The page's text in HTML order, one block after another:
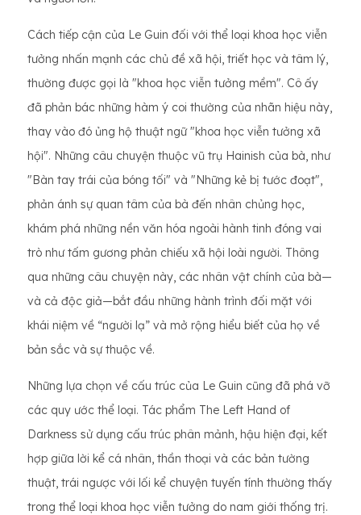
Cách tiếp cận của Le Guin đối với thể loại khoa học viễn
tưởng nhấn mạnh các chủ đề xã hội, triết học và tâm lý,
thường được gọi là "khoa học viễn tưởng mềm". Cô ấy
đã phản bác những hàm ý coi thường của nhãn hiệu này,
thay vào đó ủng hộ thuật ngữ "khoa học viễn tưởng xã
hội". Những câu chuyện thuộc vũ trụ Hainish của bà, như
"Bàn tay trái của bóng tối" và "Những kẻ bị tước đoạt",
phản ánh sự quan tâm của bà đến nhân chủng học,
khám phá những nền văn hóa ngoài hành tinh đóng vai
trò như tấm gương phản chiếu xã hội loài người. Thông
qua những câu chuyện này, các nhân vật chính của bà—
và cả độc giả—bắt đầu những hành trình đối mặt với
khái niệm về “người lạ” và mở rộng hiểu biết của họ về
bản sắc và sự thuộc về.
Những lựa chọn về cấu trúc của Le Guin cũng đã phá vỡ
các quy ước thể loại. Tác phẩm The Left Hand of
Darkness sử dụng cấu trúc phân mảnh, hậu hiện đại, kết
hợp giữa lời kể cá nhân, thần thoại và các bản tường
thuật, trái ngược với lối kể chuyện tuyến tính thường thấy
trong thể loại khoa học viễn tưởng do nam giới thống trị.